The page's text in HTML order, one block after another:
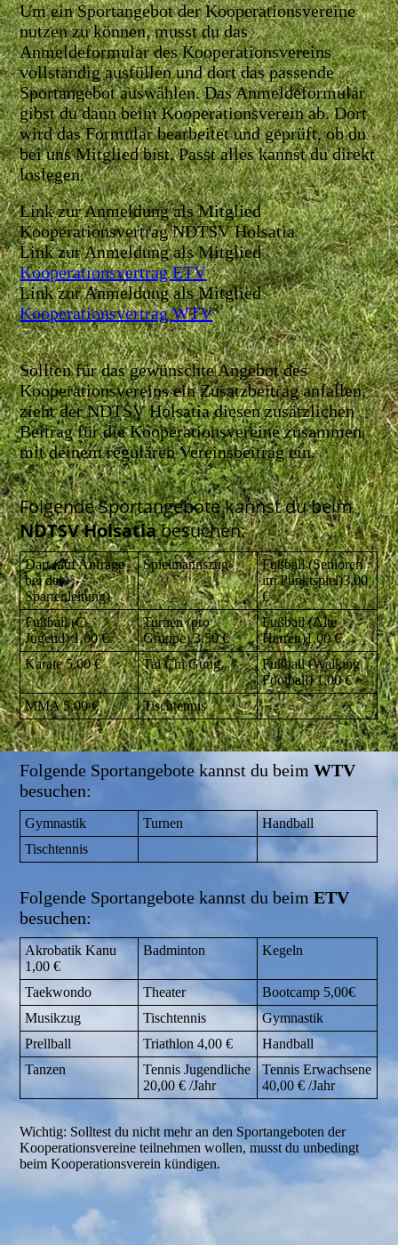
Um ein Sportangebot der Kooperationsvereine
nutzen zu können, musst du das
Anmeldeformular des Kooperationsvereins
vollständig ausfüllen und dort das passende
Sportangebot auswählen. Das Anmeldeformular
gibst du dann beim Kooperationsverein ab. Dort
wird das Formular bearbeitet und geprüft, ob du
bei uns Mitglied bist. Passt alles kannst du direkt
loslegen.
Link zur Anmeldung als Mitglied
Kooperationsvertrag NDTSV Holsatia
Link zur Anmeldung als Mitglied
Kooperationsvertrag ETV
Link zur Anmeldung als Mitglied
Kooperationsvertrag WTV
Sollten für das gewünschte Angebot des
Kooperationsvereins ein Zusatzbeitrag anfallen,
zieht der NDTSV Holsatia diesen zusätzlichen
Beitrag für die Kooperationsvereine zusammen
mit deinem regulären Vereinsbeitrag ein.
Folgende Sportangebote kannst du beim
NDTSV Holsatiabesuchen:
Dart (auf Anfrage
bei der
Spartenleitung)
Spielmannszug
Fußball (Senioren
im Punktspiel)3,00
€
Fußball (C-
Jugend) 1,00 €
Turnen (pro
Gruppe) 3,50 €
Fußball (Alte
Herren)1,00 €
Karate 5,00 €
Tai Chi Gung
Fußball (Walking
Football) 1,00 €
MMA 5,00 €
Tischtennis
Folgende Sportangebote kannst du beimWTV
besuchen:
Gymnastik Turnen
Handball
Tischtennis
Folgende Sportangebote kannst du beimETV
besuchen:
Akrobatik Kanu
1,00 €
Badminton Kegeln
Taekwondo Theater
Bootcamp 5,00€
Musikzug
Tischtennis
Gymnastik
Prellball
Triathlon 4,00 €
Handball
Tanzen
Tennis Jugendliche
20,00 € /Jahr
Tennis Erwachsene
40,00 € /Jahr
Wichtig: Solltest du nicht mehr an den Sportangeboten der
Kooperationsvereine teilnehmen wollen, musst du unbedingt
beim Kooperationsverein kündigen.